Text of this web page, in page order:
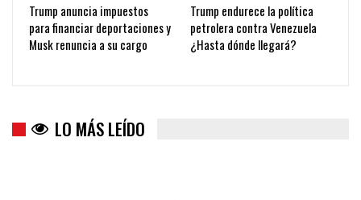
Trump anuncia impuestos
para financiar deportaciones y
Musk renuncia a su cargo
Trump endurece la política
petrolera contra Venezuela
¿Hasta dónde llegará?
LO MÁS LEÍDO